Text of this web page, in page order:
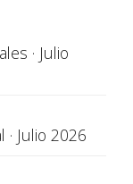
· Julio
Julio 2026